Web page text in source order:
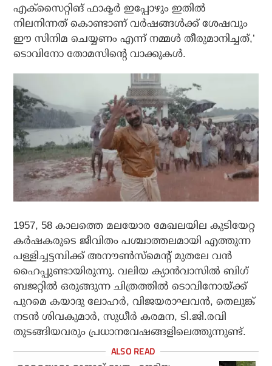
എക്‌സൈറ്റിങ് ഫാക്ടര്‍ ഇപ്പോഴും ഇതില്‍
നിലനിന്നത് കൊണ്ടാണ് വര്‍ഷങ്ങള്‍ക്ക് ശേഷവും
ഈ സിനിമ ചെയ്യണം എന്ന് നമ്മള്‍ തീരുമാനിച്ചത്,’
ടൊവിനോ തോമസിന്റെ വാക്കുകള്‍.
1957, 58 കാലത്തെ മലയോര മേഖലയില കുടിയേറ്റ
കര്‍ഷകരുടെ ജീവിതം പശ്ചാത്തലമായി എത്തുന്ന
പള്ളിച്ചട്ടമ്പിക്ക് അനൗണ്‍സ്മെന്റ് മുതലേ വന്‍
ഹൈപ്പുണ്ടായിരുന്നു. വലിയ ക്യാന്‍വാസില്‍ ബിഗ്
ബജറ്റില്‍ ഒരുങ്ങുന്ന ചിത്രത്തില്‍ ടൊവിനോയ്ക്ക്
പുറമെ കയാദു ലോഹര്‍, വിജയരാഘവന്‍, തെലുങ്ക്
നടന്‍ ശിവകുമാര്‍, സുധീര്‍ കരമന, ടി.ജി.രവി
തുടങ്ങിയവരും പ്രധാനവേഷങ്ങളിലെത്തുന്നുണ്ട്.